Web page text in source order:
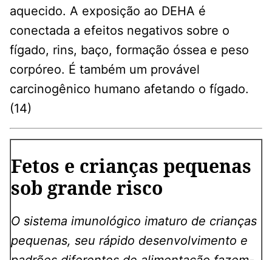
aquecido. A exposição ao DEHA é
conectada a efeitos negativos sobre o
fígado, rins, baço, formação óssea e peso
corpóreo. É também um provável
carcinogênico humano afetando o fígado.
(14)
Fetos e crianças pequenas
sob grande risco
O sistema imunológico imaturo de crianças
pequenas, seu rápido desenvolvimento e